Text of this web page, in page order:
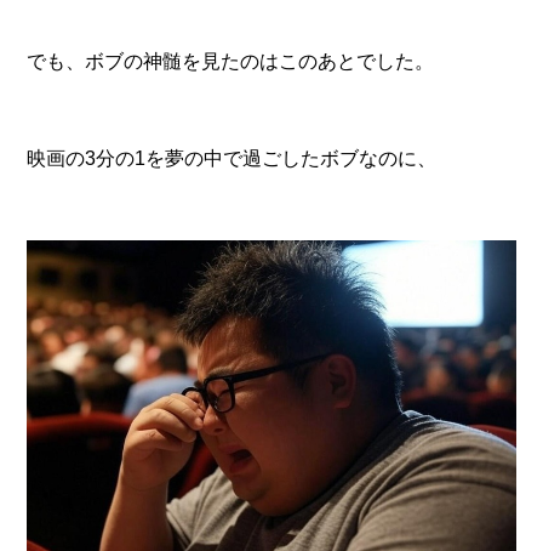
でも、ボブの神髄を見たのはこのあとでした。
映画の3分の1を夢の中で過ごしたボブなのに、